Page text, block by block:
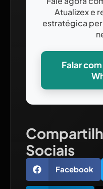
Atualizex e
estratégica
Falar
Sociais
Facebook